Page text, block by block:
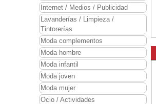
Internet / Medios / Publicidad
Lavanderías / Limpieza /
Tintorerías
Moda complementos
Moda hombre
Moda infantil
Moda joven
Moda mujer
Ocio / Actividades